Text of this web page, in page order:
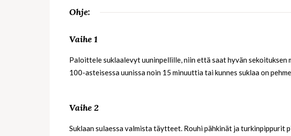
Ohje:
Vaihe 1
Paloittele suklaalevyt uuninpellille, niin että saat hyvän sekoituksen
100-asteisessa uunissa noin 15 minuuttia tai kunnes suklaa on
Vaihe 2
Suklaan sulaessa valmista täytteet. Rouhi pähkinät ja turkinpippurit